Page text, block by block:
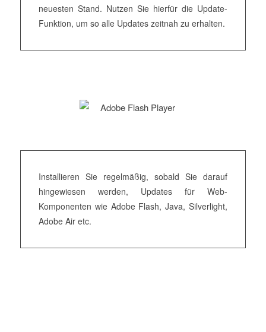
neuesten Stand. Nutzen Sie hierfür die Update-
Funktion, um so alle Updates zeitnah zu erhalten.
Installieren Sie regelmäßig, sobald Sie darauf
hingewiesen werden, Updates für Web-
Komponenten wie Adobe Flash, Java, Silverlight,
Adobe Air etc.